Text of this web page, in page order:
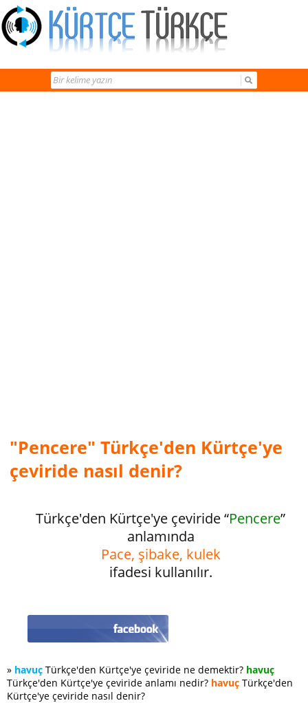
"Pencere" Türkçe'den Kürtçe'ye
çeviride nasıl denir?
Türkçe'den Kürtçe'ye çeviride “Pencere”
anlamında
Pace, şibake, kulek
ifadesi kullanılır.
» havuç Türkçe'den Kürtçe'ye çeviride ne demektir? havuç
Türkçe'den Kürtçe'ye çeviride anlamı nedir? havuç Türkçe'den
Kürtçe'ye çeviride nasıl denir?